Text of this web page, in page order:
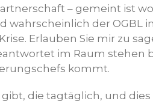
– gemeint ist
wahrscheinlich der OGBL
Erlauben Sie mir zu
im Raum stehen
kommt.
die tagtäglich, und dies